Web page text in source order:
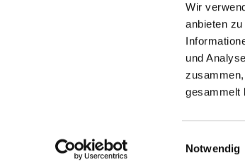
Wir
anbieten
und
gesammelt
i
Notwendig
Evangelische
Deutz: Tempelstraße 29,
Poll: Rolshover Str. 588a,
koeln-deutz-poll@ekir.de